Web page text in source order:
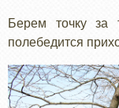
Берем точку за
полебедится